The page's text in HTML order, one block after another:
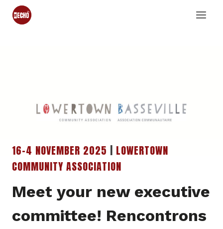
Skip
16-4 NOVEMBER 2025 | LOWERTOWN
COMMUNITY ASSOCIATION
Meet your new executive
committee! Rencontrons